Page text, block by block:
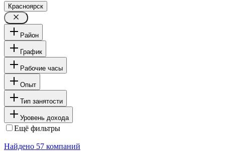
Красноярск
Район
График
Рабочие часы
Опыт
Тип занятости
Уровень дохода
Ещё фильтры
Найдено 57 компаний